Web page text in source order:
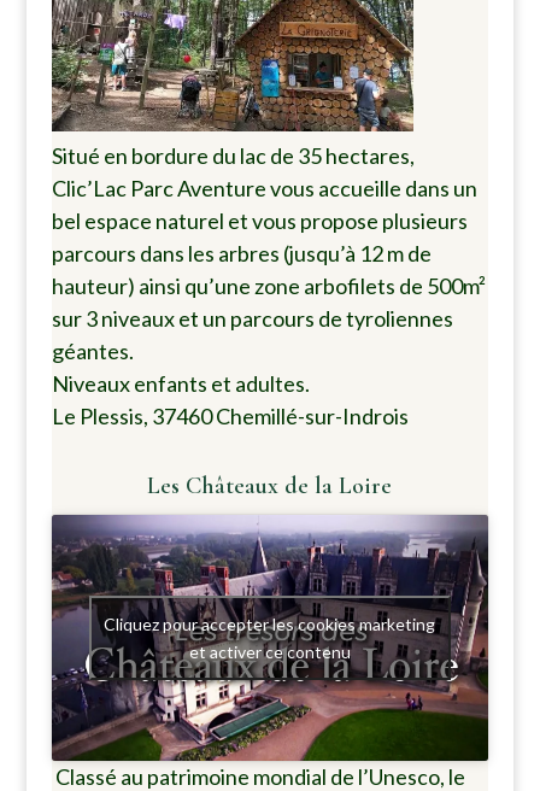
Situé en bordure du lac de 35 hectares,
Clic’Lac Parc Aventure vous accueille dans un
bel espace naturel et vous propose plusieurs
parcours dans les arbres (jusqu’à 12 m de
hauteur) ainsi qu’une zone arbofilets de 500m²
sur 3 niveaux et un parcours de tyroliennes
géantes.
Niveaux enfants et adultes.
Le Plessis, 37460 Chemillé-sur-Indrois
Les Châteaux de la Loire
Cliquez pour accepter les cookies marketing
et activer ce contenu
Classé au patrimoine mondial de l’Unesco, le